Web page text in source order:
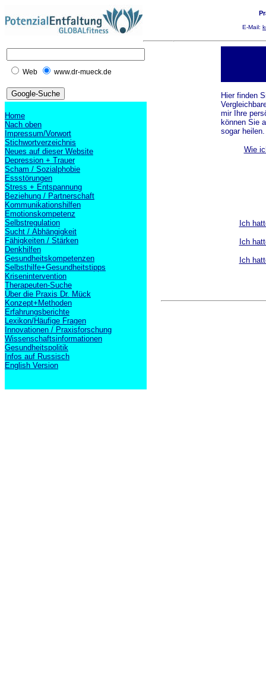
E-Mail:
Web www.dr-mueck.de
Home
Nach oben
Impressum/Vorwort
Stichwortverzeichnis
Neues auf dieser Website
Depression + Trauer
Scham / Sozialphobie
Essstörungen
Stress + Entspannung
Beziehung / Partnerschaft
Kommunikationshilfen
Emotionskompetenz
Selbstregulation
Sucht / Abhängigkeit
Fähigkeiten / Stärken
Denkhilfen
Gesundheitskompetenzen
Selbsthilfe+Gesundheitstipps
Krisenintervention
Therapeuten-Suche
Über die Praxis Dr. Mück
Konzept+Methoden
Erfahrungsberichte
Lexikon/Häufige Fragen
Innovationen / Praxisforschung
Wissenschaftsinformationen
Gesundheitspolitik
Infos auf Russisch
English Version
Hier finden
mir Ihre
können Sie
sogar heilen.
Wie
Ich
Ich
Ich